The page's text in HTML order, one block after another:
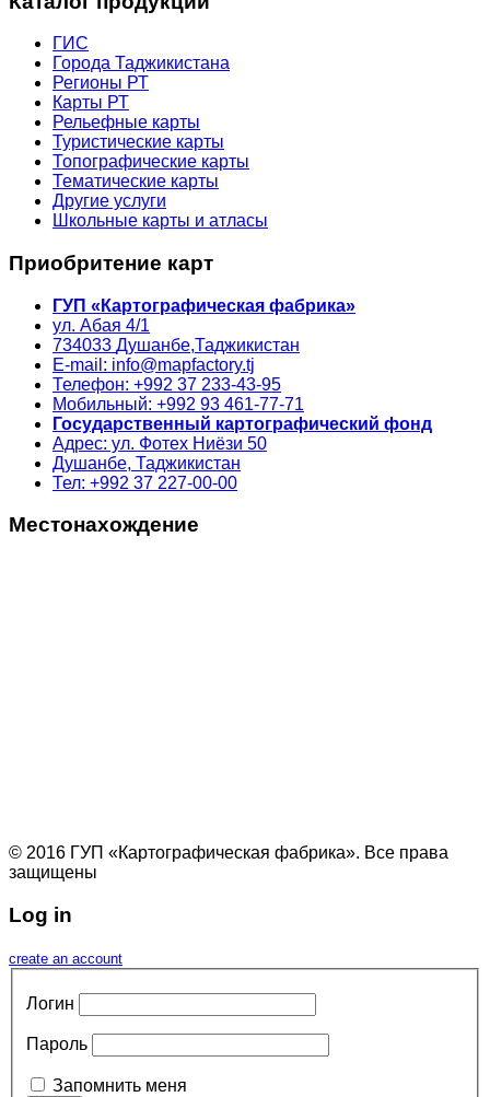
ГИС
Города Таджикистана
Регионы РТ
Карты РТ
Рельефные карты
Туристические карты
Топографические карты
Тематические карты
Другие услуги
Школьные карты и атласы
Приобритение карт
ГУП «Картографическая фабрика»
ул. Абая 4/1
734033 Душанбе,Таджикистан
E-mail: info@mapfactory.tj
Телефон: +992 37 233-43-95
Мобильный: +992 93 461-77-71
Государственный картографический фонд
Адрес: ул. Фотех Ниёзи 50
Душанбе, Таджикистан
Тел: +992 37 227-00-00
Местонахождение
© 2016 ГУП «Картографическая фабрика». Все права
защищены
Log in
create an account
Логин
Пароль
Запомнить меня